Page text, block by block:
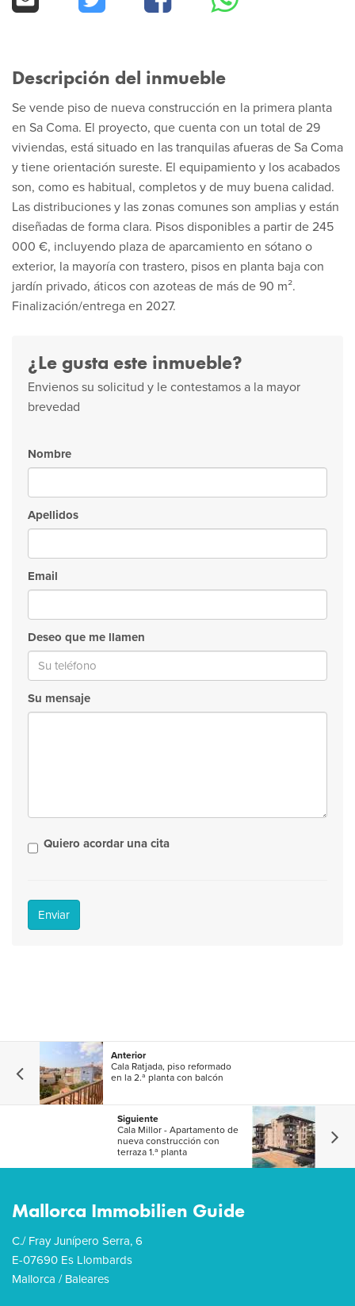
Descripción del inmueble
Se vende piso de nueva construcción en la primera planta
en Sa Coma. El proyecto, que cuenta con un total de 29
viviendas, está situado en las tranquilas afueras de Sa Coma
y tiene orientación sureste. El equipamiento y los acabados
son, como es habitual, completos y de muy buena calidad.
Las distribuciones y las zonas comunes son amplias y están
diseñadas de forma clara. Pisos disponibles a partir de 245
000 €, incluyendo plaza de aparcamiento en sótano o
exterior, la mayoría con trastero, pisos en planta baja con
jardín privado, áticos con azoteas de más de 90 m².
Finalización/entrega en 2027.
¿Le gusta este inmueble?
Envienos su solicitud y le contestamos a la mayor
brevedad
Nombre
Apellidos
Email
Deseo que me llamen
Su mensaje
Quiero acordar una cita
Enviar
Anterior
Cala Ratjada, piso reformado
en la 2.ª planta con balcón
Siguiente
Cala Millor - Apartamento de
nueva construcción con
terraza 1.ª planta
Mallorca Immobilien Guide
C./ Fray Junípero Serra, 6
E-07690 Es Llombards
Mallorca / Baleares